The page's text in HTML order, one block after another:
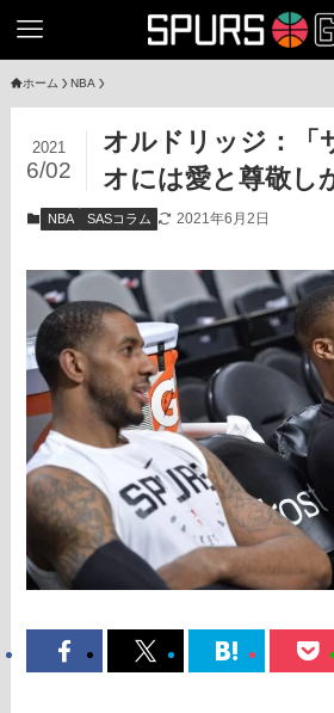
ホーム NBA
オルドリッジ：「
オには愛と尊敬し
2021
6/02
NBA SASコラム 2021年6月2日